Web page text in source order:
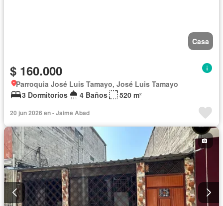
Casa
$ 160.000
Parroquia José Luis Tamayo, José Luis Tamayo
3 Dormitorios
4 Baños 520 m²
20 jun 2026 en - Jaime Abad